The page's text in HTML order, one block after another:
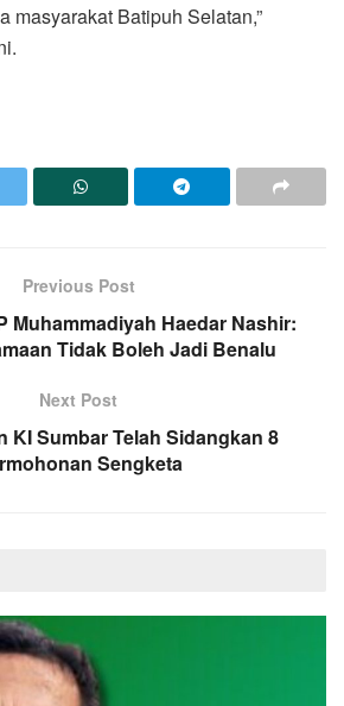
masyarakat Batipuh Selatan,”
Previous Post
Muhammadiyah Haedar Nashir:
Tidak Boleh Jadi Benalu
Next Post
KI Sumbar Telah Sidangkan 8
Sengketa